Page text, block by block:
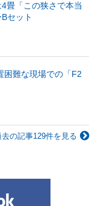
4畳「この狭さで本当
セット
困難な現場での「F2
去の記事129件を見る